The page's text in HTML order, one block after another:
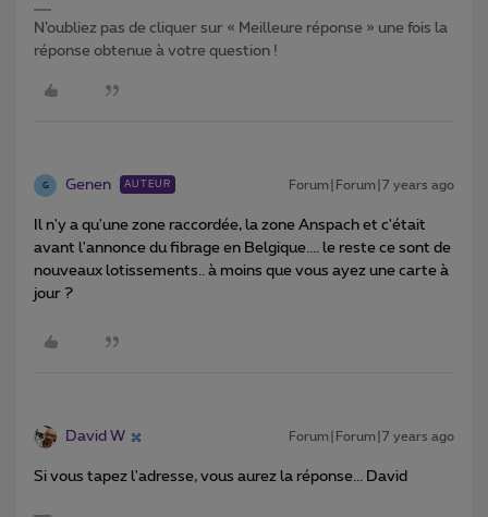
N’oubliez pas de cliquer sur « Meilleure réponse » une fois la
réponse obtenue à votre question !
G Genen AUTEUR Forum|Forum|7 years ago
Il n'y a qu'une zone raccordée, la zone Anspach et c'était
avant l'annonce du fibrage en Belgique.... le reste ce sont de
nouveaux lotissements.. à moins que vous ayez une carte à
jour ?
David W Forum|Forum|7 years ago
Si vous tapez l'adresse, vous aurez la réponse... David